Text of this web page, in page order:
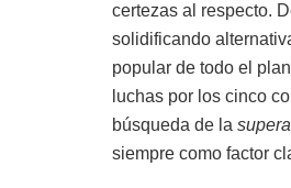
certezas al respecto.
solidificando
popular de todo el
luchas por los cinco
búsqueda de la
siempre como factor